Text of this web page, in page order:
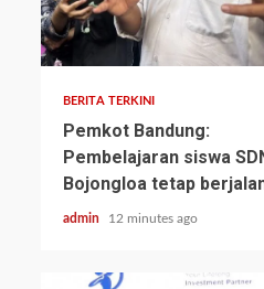
BERITA TERKINI
Pemkot Bandung:
Pembelajaran siswa
Bojongloa tetap
admin 12 minutes ago